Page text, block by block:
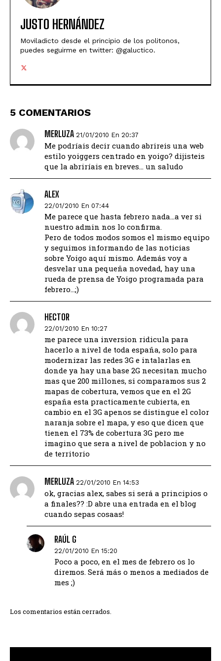
JUSTO HERNÁNDEZ
Moviladicto desde el principio de los politonos,
puedes seguirme en twitter: @galuctico.
5 COMENTARIOS
MERLUZA 21/01/2010 En 20:37
Me podríais decir cuando abrireis una web
estilo yoiggers centrado en yoigo? dijisteis
que la abriríais en breves… un saludo
ALEX
22/01/2010 En 07:44
Me parece que hasta febrero nada…a ver si
nuestro admin nos lo confirma.
Pero de todos modos somos el mismo equipo
y seguimos informando de las noticias
sobre Yoigo aquí mismo. Además voy a
desvelar una pequeña novedad, hay una
rueda de prensa de Yoigo programada para
febrero…;)
HECTOR
22/01/2010 En 10:27
me parece una inversion ridicula para
hacerlo a nivel de toda españa, solo para
modernizar las redes 3G e intalarlas en
donde ya hay una base 2G necesitan mucho
mas que 200 millones, si comparamos sus 2
mapas de cobertura, vemos que en el 2G
españa esta practicamente cubierta, en
cambio en el 3G apenos se distingue el color
naranja sobre el mapa, y eso que dicen que
tienen el 73% de cobertura 3G pero me
imagino que sera a nivel de poblacion y no
de territorio
MERLUZA 22/01/2010 En 14:53
ok, gracias alex, sabes si será a principios o
a finales?? :D abre una entrada en el blog
cuando sepas cosaas!
RAÚL G
22/01/2010 En 15:20
Poco a poco, en el mes de febrero os lo
diremos. Será más o menos a mediados de
mes ;)
Los comentarios están cerrados.